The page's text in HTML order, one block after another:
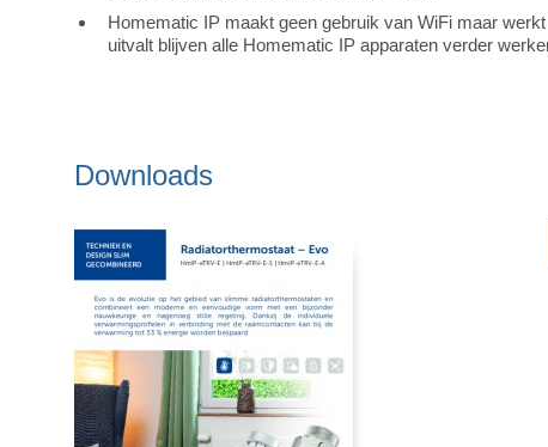
Homematic IP maakt geen gebruik van WiFi maar
uitvalt blijven alle Homematic IP apparaten verder
Downloads